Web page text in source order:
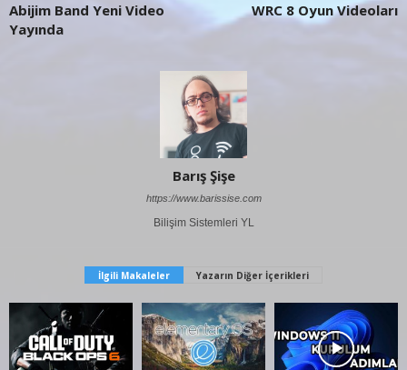
Abijim Band Yeni Video
Yayında
WRC 8 Oyun Videoları
Barış Şişe
https://www.barissise.com
Bilişim Sistemleri YL
İlgili Makaleler Yazarın Diğer İçerikleri